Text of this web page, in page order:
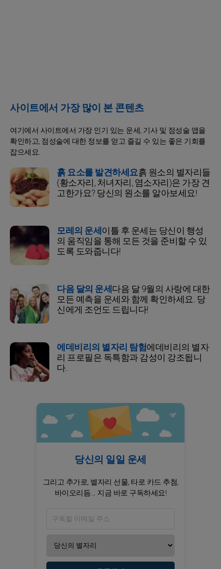
사이트에서 가장 많이 본 콘텐츠
여기에서 사이트에서 가장 인기 있는 운세, 기사 및 점성술 앱을
확인하고, 점성술에 대한 정보를 얻고 즐길 수 있는 좋은 기회를
잡으세요.
흙 요소를 발견하세요흙 원소의 별자리들
(황소자리, 처녀자리, 염소자리)은 가장 견
고한가요? 당신의 원소를 알아보세요!
모레의 운세이틀 후 운세는 당신이 행성
의 움직임을 통해 모든 것을 준비할 수 있
도록 도와줍니다!
다음 달의 운세다음 달 9월의 사랑에 대한
모든 예측을 운세와 함께 확인하세요. 당
신에게 조언도 드립니다!
에데비리의 별자리 탐험에데비리의 별자
리 프로필은 독특함과 감성이 강조됩니
다.
당신의 일일 운세
그리고 추가로, 별자리 선물, 타로 카드 추첨,
바이오리듬... 지금 바로 구독하세요!